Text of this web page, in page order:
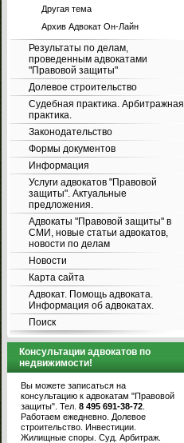
Другая тема
Архив Адвокат Он-Лайн
Результаты по делам,
проведенным адвокатами
"Правовой защиты"
Долевое строительство
Судебная практика. Арбитражная
практика.
Законодательство
Формы документов
Информация
Услуги адвокатов "Правовой
защиты". Актуальные
предложения.
Адвокаты "Правовой защиты" в
СМИ, новые статьи адвокатов,
новости по делам
Новости
Карта сайта
Адвокат. Помощь адвоката.
Информация об адвокатах.
Поиск
Консультации адвокатов по
недвижимости!
Вы можете записаться на
консультацию к адвокатам "Правовой
защиты". Тел. 8 495 691-38-72
Работаем ежедневно. Долевое
строительство. Инвестиции.
Жилищные споры. Суд. Арбитраж.